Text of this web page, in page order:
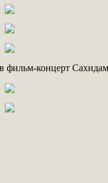
фильм-концерт